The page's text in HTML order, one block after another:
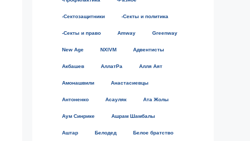
-Сектозащитники -Секты и политика
-Секты и право Amway Greenway
New Age NXIVM Адвентисты
Акбашев АллатРа Алля Аят
Амонашвили Анастасиевцы
Антоненко Асауляк Ата Жолы
Аум Синрике Ашрам Шамбалы
Аштар Белодед Белое братство